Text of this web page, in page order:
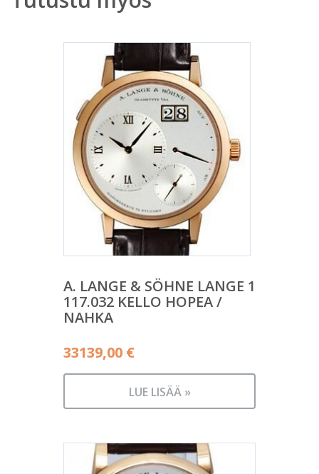
A. LANGE & SÖHNE LANGE 1
117.032 KELLO HOPEA /
NAHKA
33139,00 €
LUE LISÄÄ »